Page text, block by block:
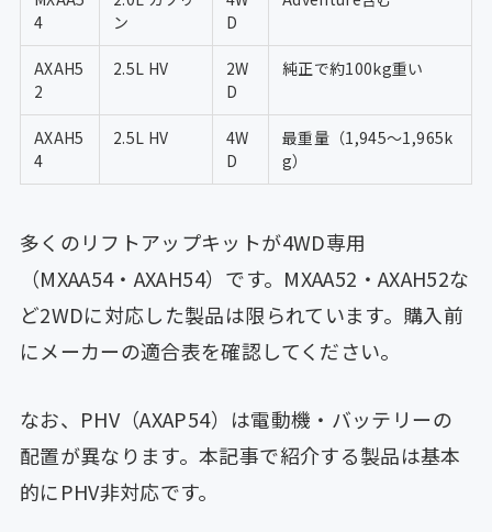
4
ン
D
AXAH5
2
2.5L HV
2W
D
純正で約100kg重い
AXAH5
4
2.5L HV
4W
D
最重量（1,945〜1,965k
g）
多くのリフトアップキットが4WD専用
（MXAA54・AXAH54）です。MXAA52・AXAH52な
ど2WDに対応した製品は限られています。購入前
にメーカーの適合表を確認してください。
なお、PHV（AXAP54）は電動機・バッテリーの
配置が異なります。本記事で紹介する製品は基本
的にPHV非対応です。